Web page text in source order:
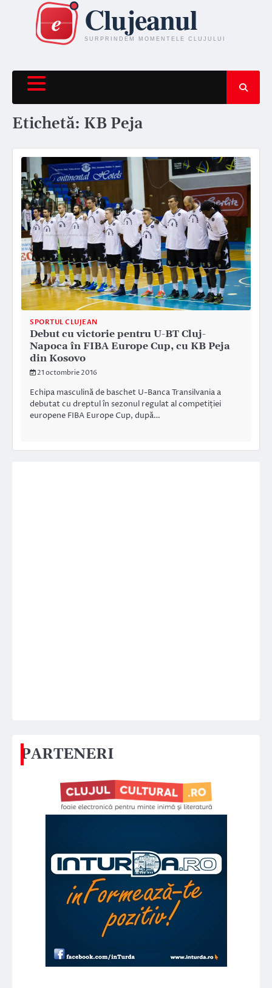
content
Etichetă: KB Peja
SPORTUL CLUJEAN
Debut cu victorie pentru U-BT Cluj-
Napoca în FIBA Europe Cup, cu KB Peja
din Kosovo
21 octombrie 2016
Echipa masculină de baschet U-Banca Transilvania a
debutat cu dreptul în sezonul regulat al competiției
europene FIBA Europe Cup, după…
PARTENERI